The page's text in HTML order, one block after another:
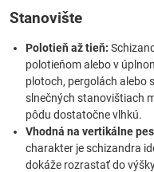
Stanovište
Polotieň až tieň:
polotieňom alebo v
plotoch, pergolách alebo
slnečných stanovištiach
pôdu dostatočne vlhkú.
Vhodná na vertikálne
charakter je schizandra
dokáže rozrastať do